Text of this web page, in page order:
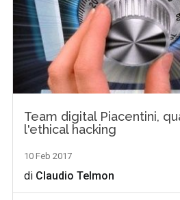
Team digital Piacentini,
l'ethical hacking
10 Feb 2017
di Claudio Telmon